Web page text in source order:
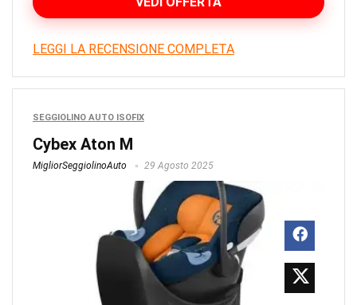
LEGGI LA RECENSIONE COMPLETA
SEGGIOLINO AUTO ISOFIX
Cybex Aton M
MigliorSeggiolinoAuto 29 Agosto 2025